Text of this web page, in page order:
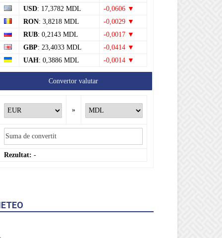
USD: 17,3782 MDL
-0,0606 ▼
RON: 3,8218 MDL
-0,0029 ▼
RUB: 0,2143 MDL
-0,0017 ▼
GBP: 23,4033 MDL
-0,0414 ▼
UAH: 0,3886 MDL -0,0014 ▼
Convertor valutar
»
Rezultat: -